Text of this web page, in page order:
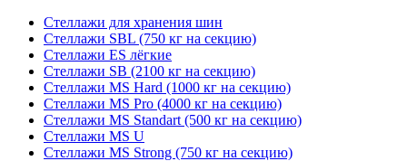
Стеллажи для хранения шин
Стеллажи SBL (750 кг на секцию)
Стеллажи ES лёгкие
Стеллажи SB (2100 кг на секцию)
Стеллажи MS Hard (1000 кг на секцию)
Стеллажи MS Pro (4000 кг на секцию)
Стеллажи MS Standart (500 кг на секцию)
Стеллажи MS U
Стеллажи MS Strong (750 кг на секцию)